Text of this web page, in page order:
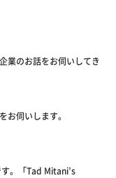
業のお話をお伺いしてき
お伺いします。
。「Tad Mitani’s